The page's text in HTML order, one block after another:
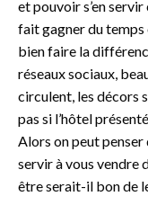
et pouvoir s’en
fait gagner du temps
bien faire la
réseaux sociaux,
circulent, les décors
pas si l’hôtel
Alors on peut penser
servir à vous vendre
être serait-il bon de